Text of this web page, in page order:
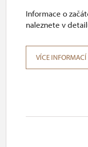
30.
ne
Informace o
naleznete v
VÍCE